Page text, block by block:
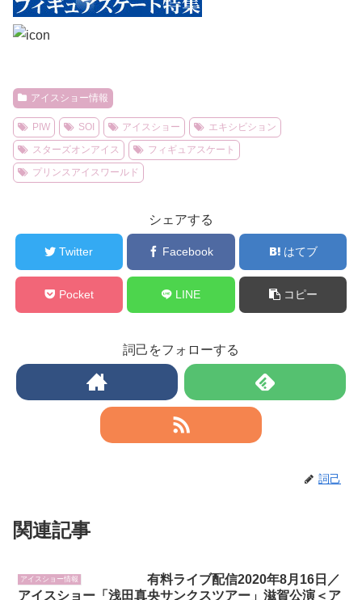
アイスショー情報
PIW SOI アイスショー
エキシビション
スターズオンアイス
フィギュアスケート
プリンスアイスワールド
シェアする
Twitter Facebook はてブ
Pocket LINE コピー
詞己をフォローする
詞己
関連記事
アイスショー情報
有料ライブ配信2020年8月16日／
アイスショー「浅田真央サンクスツアー」滋賀公演＜ア